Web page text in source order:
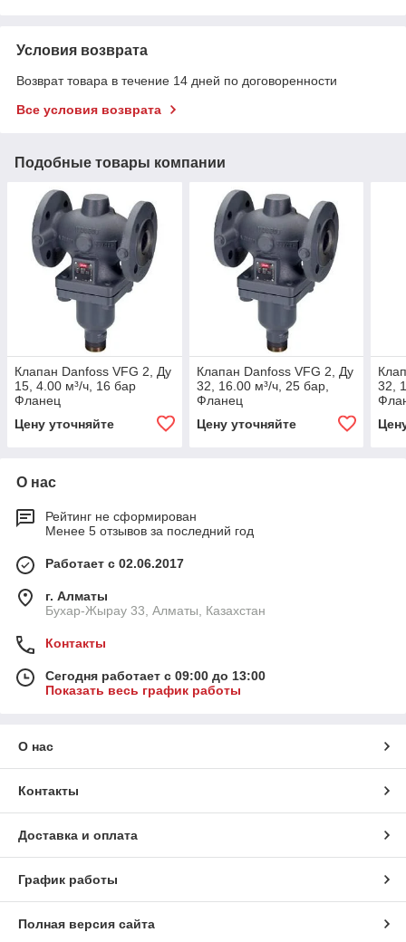
Условия возврата
Возврат товара в течение 14 дней по договоренности
Все условия возврата
Подобные товары компании
Клапан Danfoss VFG 2, Ду
15, 4.00 м³/ч, 16 бар
Фланец
Цену уточняйте
Клапан Danfoss VFG 2, Ду
32, 16.00 м³/ч, 25 бар,
Фланец
Цену уточняйте
32,
О нас
Рейтинг не сформирован
Менее 5 отзывов за последний год
Работает с 02.06.2017
г. Алматы
Бухар-Жырау 33, Алматы, Казахстан
Контакты
Сегодня работает с 09:00 до 13:00
Показать весь график работы
О нас
Контакты
Доставка и оплата
График работы
Полная версия сайта